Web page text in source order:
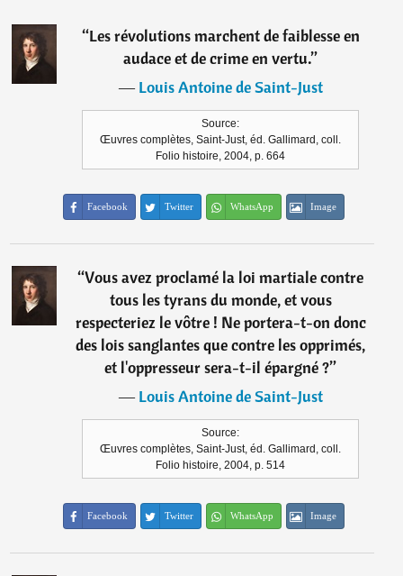
“Les révolutions marchent de faiblesse en
audace et de crime en vertu.”
―Louis Antoine de Saint-Just
Source:
Œuvres complètes, Saint-Just, éd. Gallimard, coll.
Folio histoire, 2004, p. 664
Facebook Twitter WhatsApp Image
“Vous avez proclamé la loi martiale contre
tous les tyrans du monde, et vous
respecteriez le vôtre ! Ne portera-t-on donc
des lois sanglantes que contre les opprimés,
et l'oppresseur sera-t-il épargné ?”
―Louis Antoine de Saint-Just
Source:
Œuvres complètes, Saint-Just, éd. Gallimard, coll.
Folio histoire, 2004, p. 514
Facebook Twitter WhatsApp Image